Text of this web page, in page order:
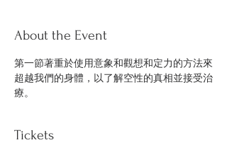
About the Event
第一節著重於使用意象和觀想和定力的方法來
超越我們的身體，以了解空性的真相並接受治
療。
Tickets